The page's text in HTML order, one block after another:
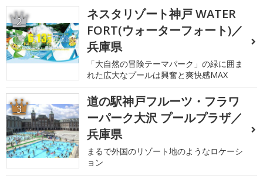
2
ネスタリゾート神戸 WATER
FORT(ウォーターフォート)／
兵庫県
「大自然の冒険テーマパーク」の緑に囲ま
れた広大なプールは興奮と爽快感MAX
3
道の駅神戸フルーツ・フラワ
ーパーク大沢 プールプラザ／
兵庫県
まるで外国のリゾート地のようなロケーシ
ョン